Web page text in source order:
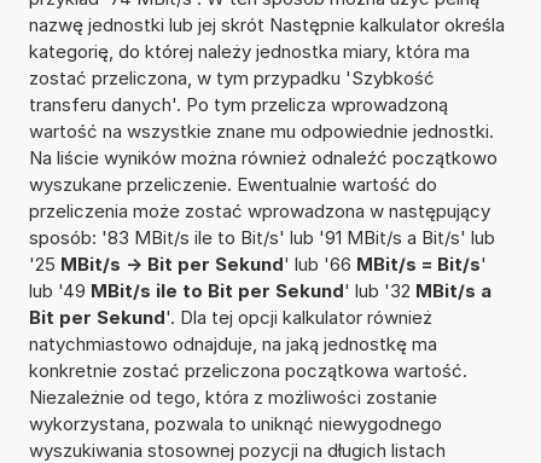
nazwę jednostki lub jej skrót Następnie kalkulator określa
kategorię, do której należy jednostka miary, która ma
zostać przeliczona, w tym przypadku 'Szybkość
transferu danych'. Po tym przelicza wprowadzoną
wartość na wszystkie znane mu odpowiednie jednostki.
Na liście wyników można również odnaleźć początkowo
wyszukane przeliczenie. Ewentualnie wartość do
przeliczenia może zostać wprowadzona w następujący
sposób: '83 MBit/s ile to Bit/s' lub '91 MBit/s a Bit/s' lub
'25 MBit/s -> Bit per Sekund' lub '66 MBit/s = Bit/s'
lub '49 MBit/s ile to Bit per Sekund' lub '32 MBit/s a
Bit per Sekund'. Dla tej opcji kalkulator również
natychmiastowo odnajduje, na jaką jednostkę ma
konkretnie zostać przeliczona początkowa wartość.
Niezależnie od tego, która z możliwości zostanie
wykorzystana, pozwala to uniknąć niewygodnego
wyszukiwania stosownej pozycji na długich listach